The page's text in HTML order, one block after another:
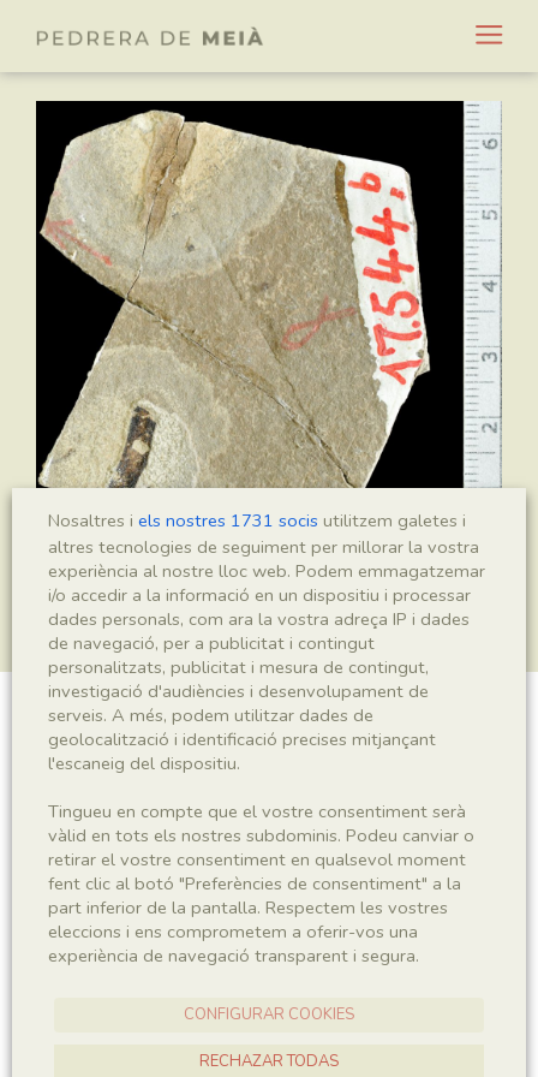
Plantae indet.
Sigla
MNHN 17544b
Taxonomia
Nosaltres i els nostres 1731 socis utilitzem galetes i
altres tecnologies de seguiment per millorar la vostra
experiència al nostre lloc web. Podem emmagatzemar
i/o accedir a la informació en un dispositiu i processar
dades personals, com ara la vostra adreça IP i dades
de navegació, per a publicitat i contingut
personalitzats, publicitat i mesura de contingut,
investigació d'audiències i desenvolupament de
serveis. A més, podem utilitzar dades de
geolocalització i identificació precises mitjançant
l'escaneig del dispositiu.
Tingueu en compte que el vostre consentiment serà
vàlid en tots els nostres subdominis. Podeu canviar o
retirar el vostre consentiment en qualsevol moment
fent clic al botó "Preferències de consentiment" a la
part inferior de la pantalla. Respectem les vostres
eleccions i ens comprometem a oferir-vos una
experiència de navegació transparent i segura.
CONFIGURAR COOKIES
RECHAZAR TODAS